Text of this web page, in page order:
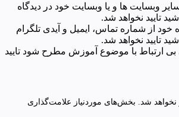
وبسایت ها و یا وبسایت خود در دیدگاه
تایید نخواهد شد.
خود از شماره تماس، ایمیل و آیدی تلگرام
تایید نخواهد شد.
بی ارتباط با موضوع آموزش مطرح شود تایید
شد.
بخش‌های موردنیاز علامت‌گذاری